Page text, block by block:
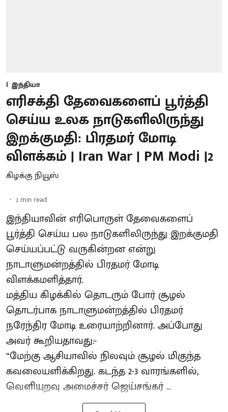
இந்தியா
எரிசக்தி தேவைகளைப் பூர்த்தி
செய்ய உலக நாடுகளிலிருந்து
இறக்குமதி: பிரதமர் மோடி
விளக்கம் | Iran War | PM Modi |2
கிழக்கு நியூஸ்
2 min read
இந்தியாவின் எரிபொருள் தேவைகளைப்
பூர்த்தி செய்ய பல நாடுகளிலிருந்து இறக்குமதி
செய்யப்பட்டு வருகின்றன என்று
நாடாளுமன்றத்தில் பிரதமர் மோடி
விளக்கமளித்தார்.
மத்திய கிழக்கில் தொடரும் போர் சூழல்
தொடர்பாக நாடாளுமன்றத்தில் பிரதமர்
நரேந்திர மோடி உரையாற்றினார். அப்போது
அவர் கூறியதாவது:-
“மேற்கு ஆசியாவில் நிலவும் சூழல் மிகுந்த
கவலையளிக்கிறது. கடந்த 2-3 வாரங்களில்,
வெளியுறவு அமைச்சர் ஜெய்சங்கர் ...